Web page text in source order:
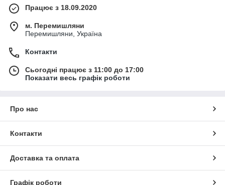
Працює з 18.09.2020
м. Перемишляни
Перемишляни, Україна
Контакти
Сьогодні працює з 11:00 до 17:00
Показати весь графік роботи
Про нас
Контакти
Доставка та оплата
Графік роботи